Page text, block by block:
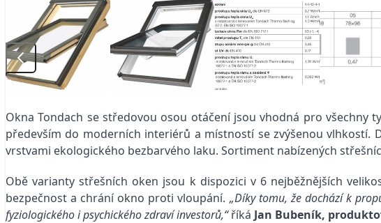
Okna Tondach se středovou osou otáčení jsou vhodná pro všechny
především do moderních interiérů a místností se zvýšenou vlhkostí.
vrstvami ekologického bezbarvého laku. Sortiment nabízených
Obě varianty střešních oken jsou k dispozici v 6 nejběžnějších
bezpečnost a chrání okno proti vloupání. „Díky tomu, že dochází k
fyziologického i psychického zdraví investorů,“říká Jan Bubeník,